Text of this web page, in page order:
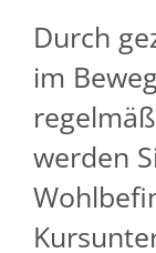
Durch
im
werden